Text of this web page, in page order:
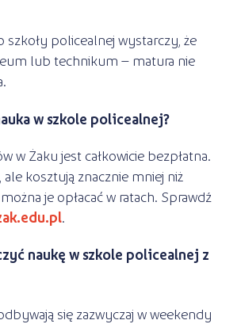
szkoły policealnej wystarczy, że
lub technikum – matura nie
w szkole policealnej?
w Żaku jest całkowicie bezpłatna.
ale kosztują znacznie mniej niż
je opłacać w ratach. Sprawdź
.
naukę w szkole policealnej z
się zazwyczaj w weekendy